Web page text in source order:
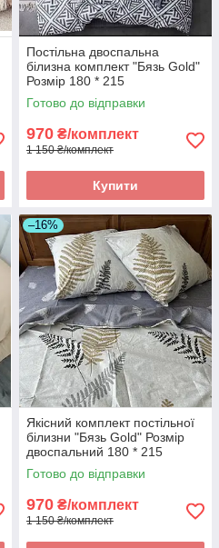
Постільна двоспальна
білизна комплект "Бязь Gold"
Розмір 180 * 215
Готово до відправки
970 ₴/комплект
1 150 ₴/комплект
Купити
–16%
Якісний комплект постільної
білизни "Бязь Gold" Розмір
двоспальний 180 * 215
Готово до відправки
970 ₴/комплект
1 150 ₴/комплект